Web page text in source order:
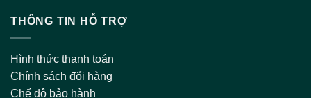
THÔNG TIN HỖ TRỢ
Hình thức thanh toán
Chính sách đổi hàng
Chế độ bảo hành